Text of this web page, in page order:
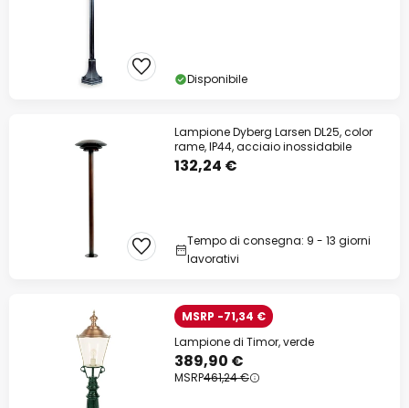
Disponibile
Lampione Dyberg Larsen DL25, color
rame, IP44, acciaio inossidabile
132,24 €
Tempo di consegna: 9 - 13 giorni
lavorativi
MSRP -71,34 €
Lampione di Timor, verde
389,90 €
MSRP461,24 €